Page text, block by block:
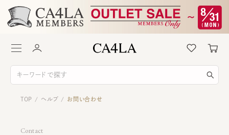
TOP / ヘルプ / お問い合わせ
Contact